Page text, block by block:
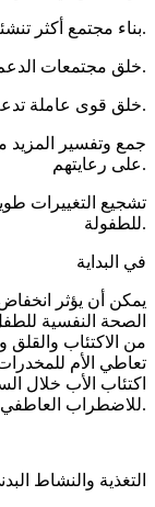
2. بناء مجتمع أكثر تنشئة.
3. خلق مجتمعات الدعم.
4. خلق قوى عاملة تدعم و تنهض الأسر المتضررة.
على رعايتهم.
للطفولة.
في البداية
يمكن أن يؤثر
الصحة النفسية
من الاكتئاب
تعاطي الأم
اكتئاب الأب خلال
للاضطراب العاطفي عند الطفل.
التغذية والنشاط